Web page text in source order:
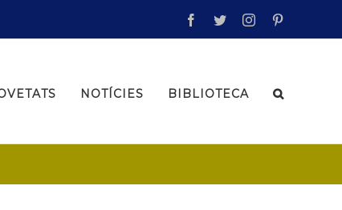
facebook
twitterinstagram
NOTÍCIES BIBLIOTECA